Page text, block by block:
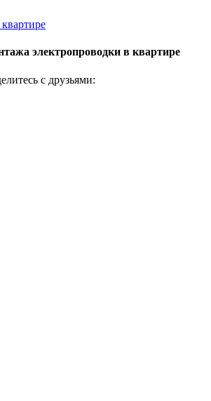
электропроводки в квартире
с друзьями: